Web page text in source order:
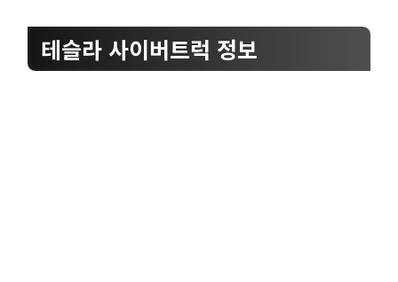
테슬라 사이버트럭 정보